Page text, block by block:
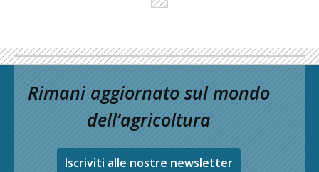
Rimani aggiornato sul mondo
dell’agricoltura
Iscriviti alle nostre newsletter